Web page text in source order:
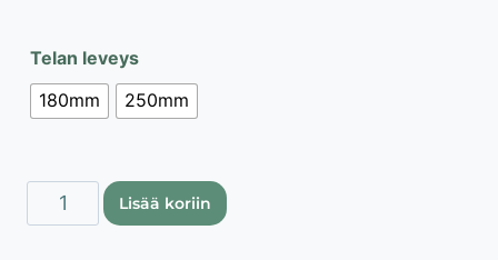
Telan leveys
180mm
250mm
Maalaustela
varrella,
Lisää koriin